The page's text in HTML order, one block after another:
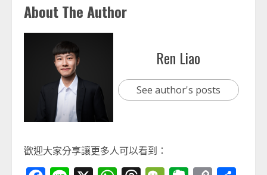
About The Author
Ren Liao
See author's posts
歡迎大家分享讓更多人可以看到：